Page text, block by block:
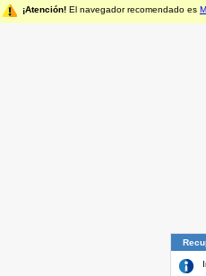
¡Atención! El navegador recomendado es